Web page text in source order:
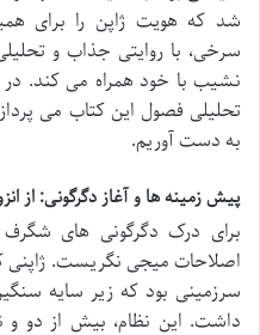
شد که هویت ژاپن را برای
سرخی، با روایتی جذاب و
نشیب با خود همراه می کند.
تحلیلی فصول این کتاب می
به دست آوریم.
پیش زمینه ها و آغاز دگرگونی: از
برای درک دگرگونی های شگرف
اصلاحات میجی نگریست. ژاپنی
سرزمینی بود که زیر سایه
داشت. این نظام، بیش از دو و